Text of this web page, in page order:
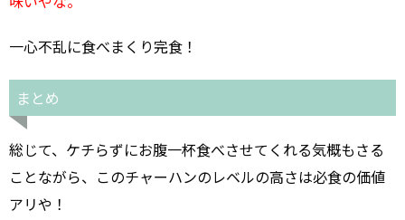
味いやな。
一心不乱に食べまくり完食！
まとめ
総じて、ケチらずにお腹一杯食べさせてくれる気概もさる
ことながら、このチャーハンのレベルの高さは必食の価値
アリや！